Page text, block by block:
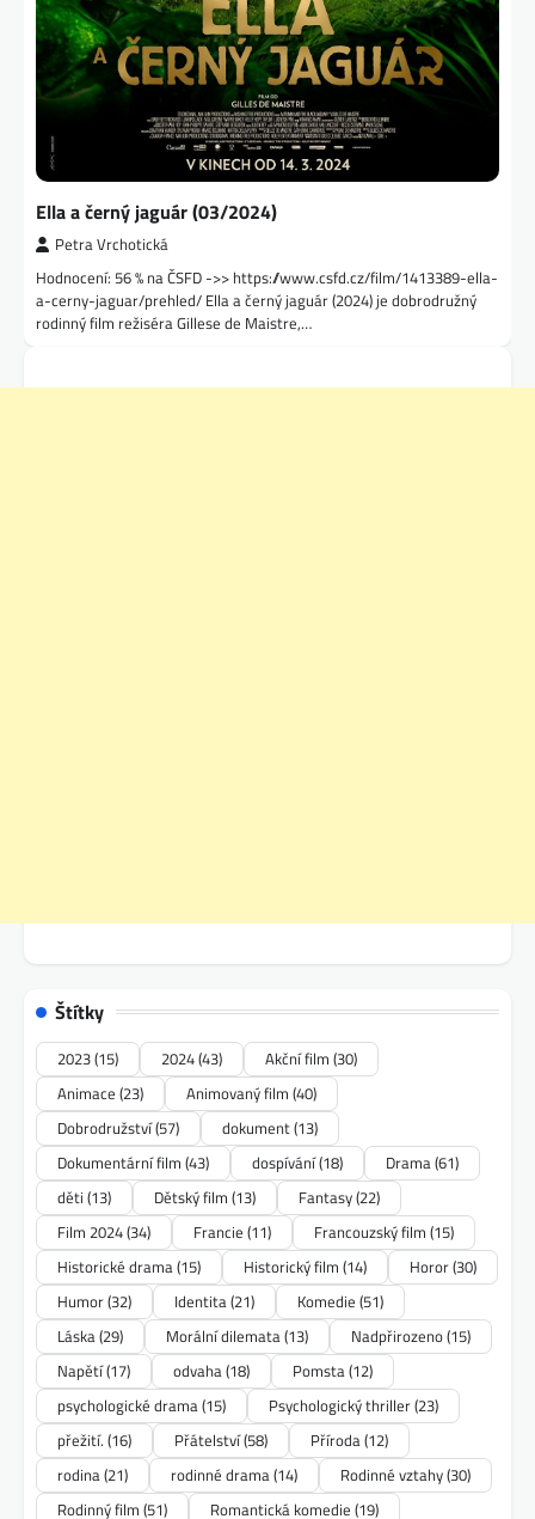
Ella a černý jaguár (03/2024)
Petra Vrchotická
Hodnocení: 56 % na ČSFD ->> https://www.csfd.cz/film/1413389-ella-
a-cerny-jaguar/prehled/ Ella a černý jaguár (2024) je dobrodružný
rodinný film režiséra Gillese de Maistre,…
Štítky
2023(15) 2024(43) Akční film (30)
Animace (23) Animovaný film (40)
Dobrodružství(57) dokument(13)
Dokumentární film (43) dospívání(18) Drama(61)
děti (13) Dětský film (13) Fantasy(22)
Film 2024(34) Francie (11) Francouzský film (15)
Historické drama(15) Historický film (14) Horor(30)
Humor(32) Identita(21) Komedie (51)
Láska(29) Morální dilemata(13) Nadpřirozeno(15)
Napětí(17) odvaha(18) Pomsta(12)
psychologické drama(15) Psychologický thriller(23)
přežití. (16) Přátelství(58) Příroda(12)
rodina(21) rodinné drama(14) Rodinné vztahy(30)
Rodinný film (51) Romantická komedie (19)